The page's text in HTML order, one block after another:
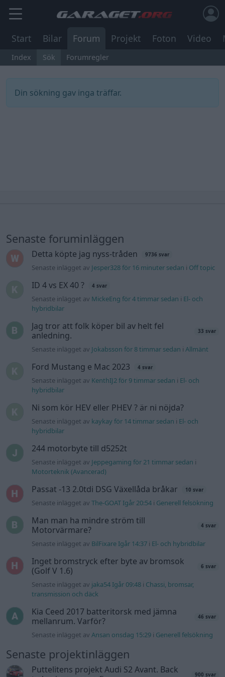
Start Bilar Forum Projekt Foton Video
Index Sök Forumregler
Din sökning gav inga träffar.
Senaste foruminläggen
Detta köpte jag nyss-tråden 9736 svar
Senaste inlägget av Jesper328 för 16 minuter sedan i Off topic
ID 4 vs EX 40 ? 4 svar
Senaste inlägget av MickeEng för 4 timmar sedan i El- och
hybridbilar
Jag tror att folk köper bil av helt fel
anledning.
33 svar
Senaste inlägget av Jokabsson för 8 timmar sedan iAllmänt
Ford Mustang e Mac 2023 4 svar
Senaste inlägget av KenthIJ2 för 9 timmar sedan i El- och
hybridbilar
Ni som kör HEV eller PHEV ? är ni nöjda?
Senaste inlägget av kaykay för 14 timmar sedan i El- och
hybridbilar
244 motorbyte till d5252t
Senaste inlägget av Jeppegaming för 21 timmar sedan i
Motorteknik (Avancerad)
Passat -13 2.0tdi DSG Växellåda bråkar 10 svar
Senaste inlägget avThe-GOAT Igår 20:54 i Generell felsökning
Man man ha mindre ström till
Motorvärmare?
4 svar
Senaste inlägget av BilFixare Igår 14:37 i El- och hybridbilar
Inget bromstryck efter byte av bromsok
(Golf V 1.6)
6 svar
Senaste inlägget av jaka54 Igår 09:48 i Chassi, bromsar,
transmission och däck
Kia Ceed 2017 batteritorsk med jämna
mellanrum. Varför?
46 svar
Senaste inlägget avAnsan onsdag 15:29 i Generell felsökning
Senaste projektinläggen
Puttelitens projekt Audi S2 Avant. Back
900 svar